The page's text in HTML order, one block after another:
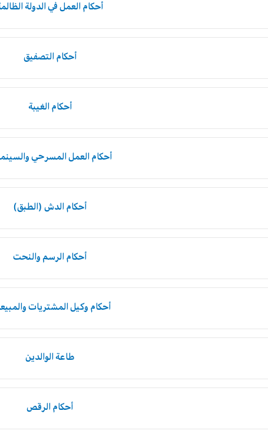
أحكام العمل في الدولة
أحكام التصفيق
أحكام الغيبة
أحكام العمل المسرحي
أحكام الدش (الطبق)
أحكام الرسم والنحت
أحكام وكيل المشتريات
طاعة الوالدين
أحكام الرقص